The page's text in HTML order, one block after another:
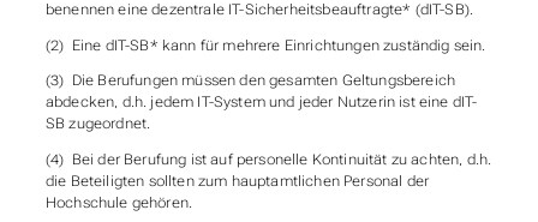
benennen eine dezentrale IT-Sicherheitsbeauftragte* (dIT-SB).
(2) Eine dIT-SB* kann für mehrere Einrichtungen zuständig sein.
(3) Die Berufungen müssen den gesamten Geltungsbereich
abdecken, d.h. jedem IT-System und jeder Nutzerin ist eine dIT-
SB zugeordnet.
(4) Bei der Berufung ist auf personelle Kontinuität zu achten, d.h.
die Beteiligten sollten zum hauptamtlichen Personal der
Hochschule gehören.